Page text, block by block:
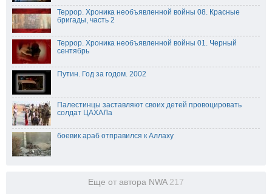
Террор. Хроника необъявленной войны 08. Красные
бригады, часть 2
Террор. Хроника необъявленной войны 01. Черный
сентябрь
Путин. Год за годом. 2002
Палестинцы заставляют своих детей провоцировать
солдат ЦАХАЛа
боевик араб отправился к Аллаху
Еще от автора NWA 217